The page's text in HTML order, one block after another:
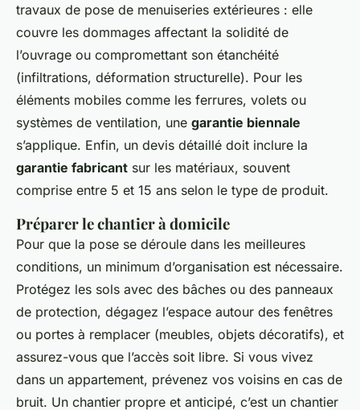
travaux de pose de menuiseries extérieures : elle
couvre les dommages affectant la solidité de
l’ouvrage ou compromettant son étanchéité
(infiltrations, déformation structurelle). Pour les
éléments mobiles comme les ferrures, volets ou
systèmes de ventilation, une garantie biennale
s’applique. Enfin, un devis détaillé doit inclure la
garantie fabricant sur les matériaux, souvent
comprise entre 5 et 15 ans selon le type de produit.
Préparer le chantier à domicile
Pour que la pose se déroule dans les meilleures
conditions, un minimum d’organisation est nécessaire.
Protégez les sols avec des bâches ou des panneaux
de protection, dégagez l’espace autour des fenêtres
ou portes à remplacer (meubles, objets décoratifs), et
assurez-vous que l’accès soit libre. Si vous vivez
dans un appartement, prévenez vos voisins en cas de
bruit. Un chantier propre et anticipé, c’est un chantier